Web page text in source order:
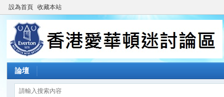
設為首頁 收藏本站
論壇